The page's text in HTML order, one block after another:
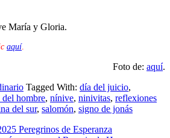
María y Gloria.
aquí.
Foto de: aquí.
Tagged With: día del juicio,
hombre, nínive, ninivitas, reflexiones
del sur, salomón, signo de jonás